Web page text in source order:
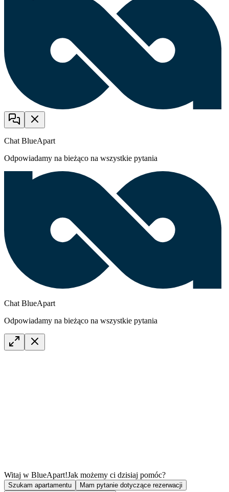
Chat BlueApart
Odpowiadamy na bieżąco na wszystkie pytania
Chat BlueApart
Odpowiadamy na bieżąco na wszystkie pytania
Witaj w BlueApart!Jak możemy ci dzisiaj pomóc?
Szukam apartamentu
Mam pytanie dotyczące rezerwacji